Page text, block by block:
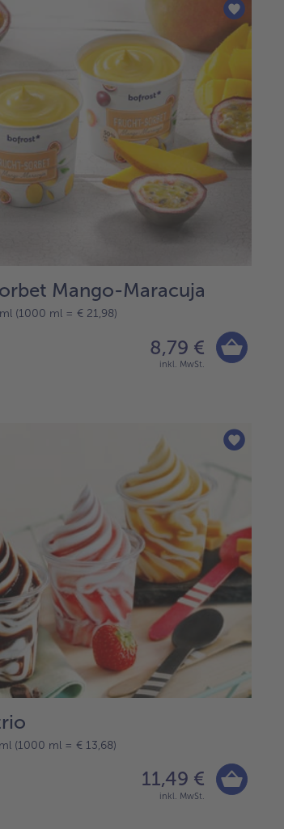
Mango-Maracuja
(1000 ml = € 21,98)
8,79 €
inkl. MwSt.
(1000 ml = € 13,68)
11,49 €
inkl. MwSt.